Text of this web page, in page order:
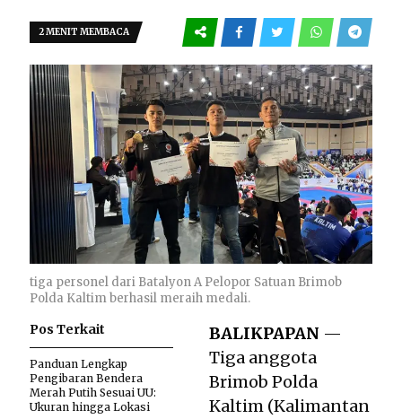
2 MENIT MEMBACA
tiga personel dari Batalyon A Pelopor Satuan Brimob
Polda Kaltim berhasil meraih medali.
BALIKPAPAN —
Tiga anggota
Brimob Polda
Kaltim (Kalimantan
Pos Terkait
Panduan Lengkap
Pengibaran Bendera
Merah Putih Sesuai UU:
Ukuran hingga Lokasi